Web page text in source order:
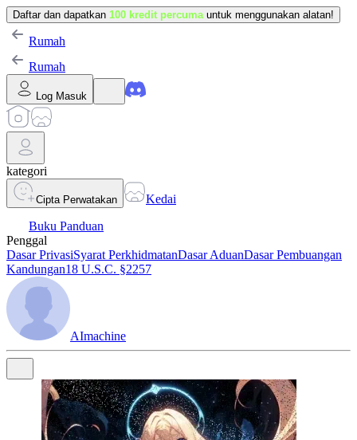
Daftar dan dapatkan 100 kredit percuma untuk menggunakan alatan!
Rumah
Rumah
Log Masuk
kategori
Cipta Perwatakan
Kedai
Buku Panduan
Penggal
Dasar PrivasiSyarat PerkhidmatanDasar AduanDasar Pembuangan
Kandungan18 U.S.C. §2257
AImachine